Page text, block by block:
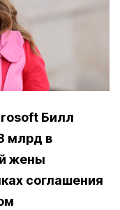
Билл
млрд в
жены
соглашения